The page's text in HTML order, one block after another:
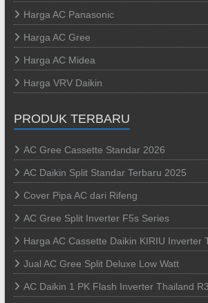
Harga AC Panasonic
Harga AC Gree
Harga AC Midea
Harga VRV Daikin
PRODUK TERBARU
AC Gree Cassette Standar 2026
AC Daikin Split Standar Terbaru 2025
Cover Pipa AC dari Rifeng
AC Gree Split Inverter F5s Series
Harga AC Cassette Daikin KIRIU Inverter
Jual AC Gree Split Deluxe Low Watt
AC Daikin 1 PK Flash Inverter Thailand